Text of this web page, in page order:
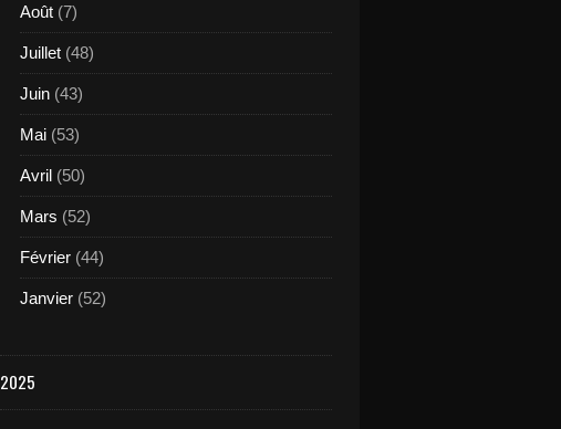
Août (7)
Juillet (48)
Juin (43)
Mai (53)
Avril (50)
Mars (52)
Février (44)
Janvier (52)
2025